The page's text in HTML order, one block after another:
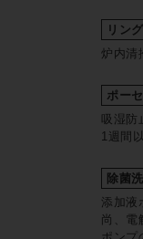
リン
炉内清
ポー
吸湿
1週間
除菌
添加液
尚、電